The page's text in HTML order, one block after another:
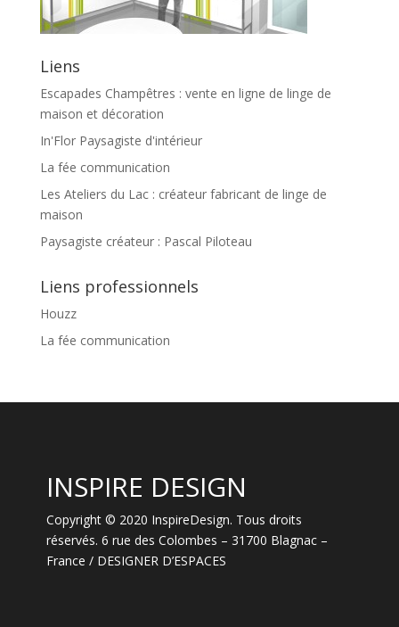
Liens
Escapades Champêtres : vente en ligne de linge de
maison et décoration
In'Flor Paysagiste d'intérieur
La fée communication
Les Ateliers du Lac : créateur fabricant de linge de
maison
Paysagiste créateur : Pascal Piloteau
Liens professionnels
Houzz
La fée communication
INSPIRE DESIGN
Copyright © 2020 InspireDesign. Tous droits
réservés. 6 rue des Colombes – 31700 Blagnac –
France / DESIGNER D’ESPACES